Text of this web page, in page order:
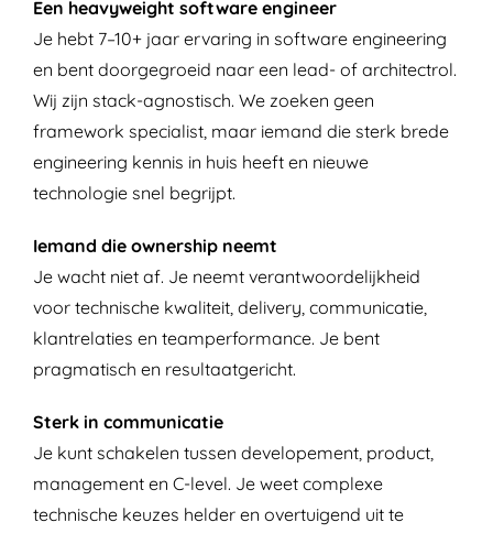
Een heavyweight software engineer
Je hebt 7–10+ jaar ervaring in software engineering
en bent doorgegroeid naar een lead- of architectrol.
Wij zijn stack-agnostisch. We zoeken geen
framework specialist, maar iemand die sterk brede
engineering kennis in huis heeft en nieuwe
technologie snel begrijpt.
Iemand die ownership neemt
Je wacht niet af. Je neemt verantwoordelijkheid
voor technische kwaliteit, delivery, communicatie,
klantrelaties en teamperformance. Je bent
pragmatisch en resultaatgericht.
Sterk in communicatie
Je kunt schakelen tussen developement, product,
management en C-level. Je weet complexe
technische keuzes helder en overtuigend uit te